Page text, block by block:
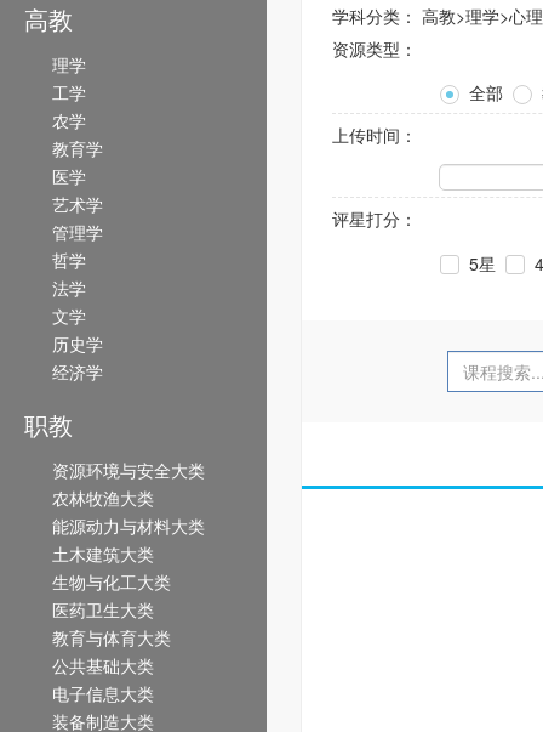
高教
理学
工学
农学
教育学
医学
艺术学
管理学
哲学
法学
文学
历史学
经济学
职教
资源环境与安全大类
农林牧渔大类
能源动力与材料大类
土木建筑大类
生物与化工大类
医药卫生大类
教育与体育大类
公共基础大类
电子信息大类
装备制造大类
学科分类： 高教>理学>心
资源类型：
全部
上传时间：
评星打分：
5星